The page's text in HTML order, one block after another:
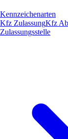
Kennzeichenarten
Kfz ZulassungKfz
Zulassungsstelle